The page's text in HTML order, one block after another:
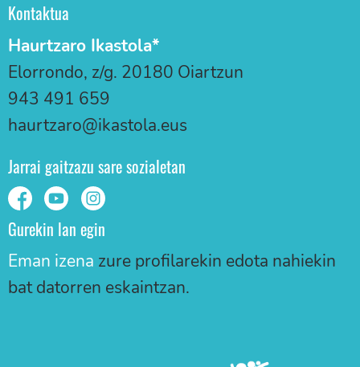
Kontaktua
Haurtzaro Ikastola*
Elorrondo, z/g. 20180 Oiartzun
943 491 659
haurtzaro@ikastola.eus
Jarrai gaitzazu sare sozialetan
Gurekin lan egin
Eman izena zure profilarekin edota nahiekin
bat datorren eskaintzan.